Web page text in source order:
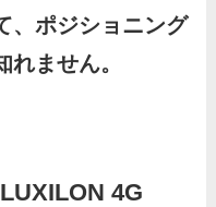
、ポジショニング
ません。
4G